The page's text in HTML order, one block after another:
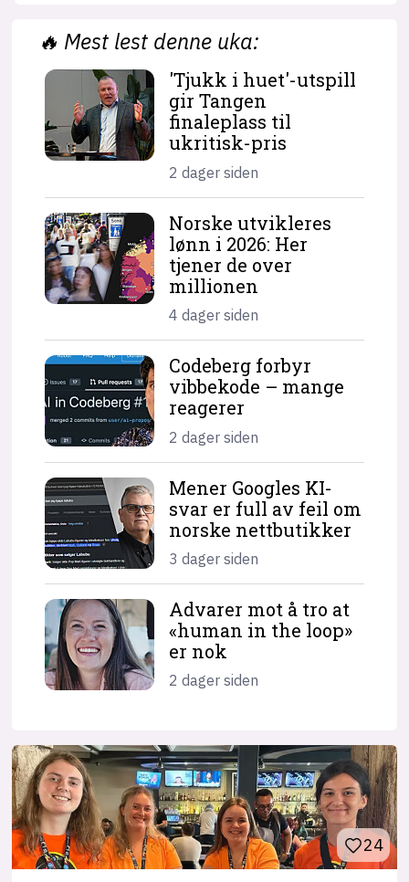
🔥 Mest lest denne uka:
'Tjukk i huet'-utspill
gir Tangen
finaleplass til
ukritisk-pris
2 dager siden
Norske utvikleres
lønn i 2026: Her
tjener de over
millionen
4 dager siden
Codeberg forbyr
vibbekode – mange
reagerer
2 dager siden
Mener Googles KI-
svar er full av feil om
norske nettbutikker
3 dager siden
Advarer mot å tro at
«human in the loop»
er nok
2 dager siden
24